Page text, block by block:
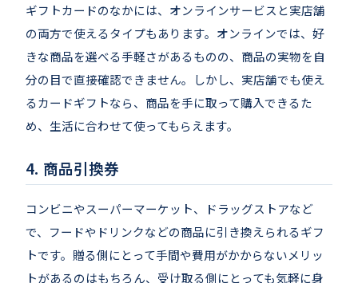
ギフトカードのなかには、オンラインサービスと実店舗
の両方で使えるタイプもあります。オンラインでは、好
きな商品を選べる手軽さがあるものの、商品の実物を自
分の目で直接確認できません。しかし、実店舗でも使え
るカードギフトなら、商品を手に取って購入できるた
め、生活に合わせて使ってもらえます。
商品引換券
コンビニやスーパーマーケット、ドラッグストアなど
で、フードやドリンクなどの商品に引き換えられるギフ
トです。贈る側にとって手間や費用がかからないメリッ
トがあるのはもちろん、受け取る側にとっても気軽に身